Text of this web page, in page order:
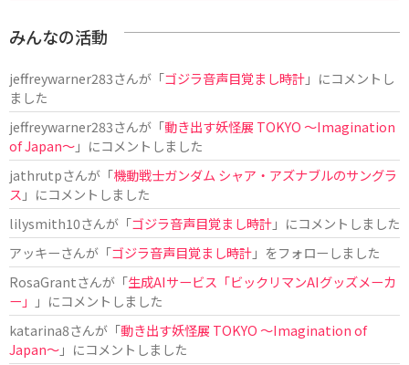
みんなの活動
jeffreywarner283さんが「ゴジラ音声目覚まし時計」にコメントし
ました
jeffreywarner283さんが「動き出す妖怪展 TOKYO 〜Imagination
of Japan〜」にコメントしました
jathrutpさんが「機動戦士ガンダム シャア・アズナブルのサングラ
ス 」にコメントしました
lilysmith10さんが「ゴジラ音声目覚まし時計」にコメントしました
アッキーさんが「ゴジラ音声目覚まし時計」をフォローしました
RosaGrantさんが「生成AIサービス「ビックリマンAIグッズメーカ
ー」
」にコメントしました
katarina8さんが「動き出す妖怪展 TOKYO 〜Imagination of
Japan〜」にコメントしました